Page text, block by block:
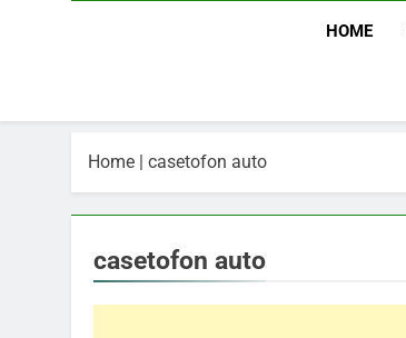
HOME
Home | casetofon auto
casetofon auto